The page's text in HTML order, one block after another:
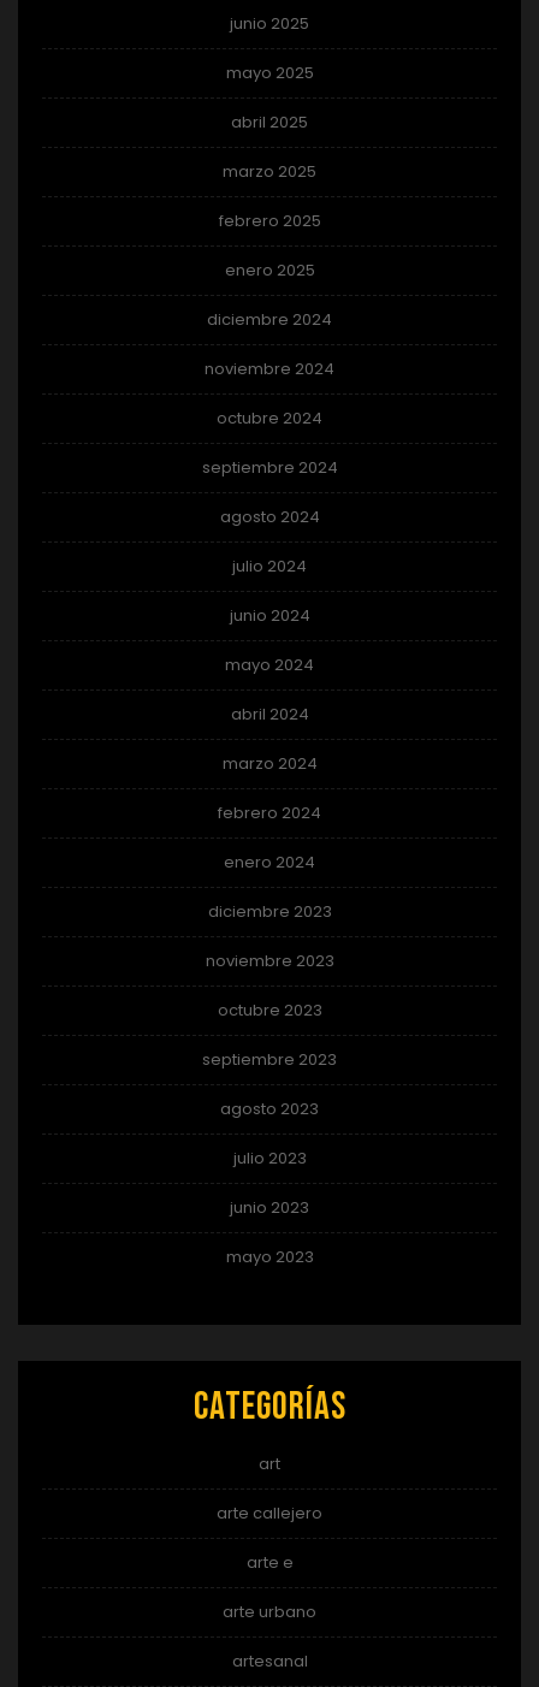
junio 2025
mayo 2025
abril 2025
marzo 2025
febrero 2025
enero 2025
diciembre 2024
noviembre 2024
octubre 2024
septiembre 2024
agosto 2024
julio 2024
junio 2024
mayo 2024
abril 2024
marzo 2024
febrero 2024
enero 2024
diciembre 2023
noviembre 2023
octubre 2023
septiembre 2023
agosto 2023
julio 2023
junio 2023
mayo 2023
Categorías
art
arte callejero
arte e
arte urbano
artesanal